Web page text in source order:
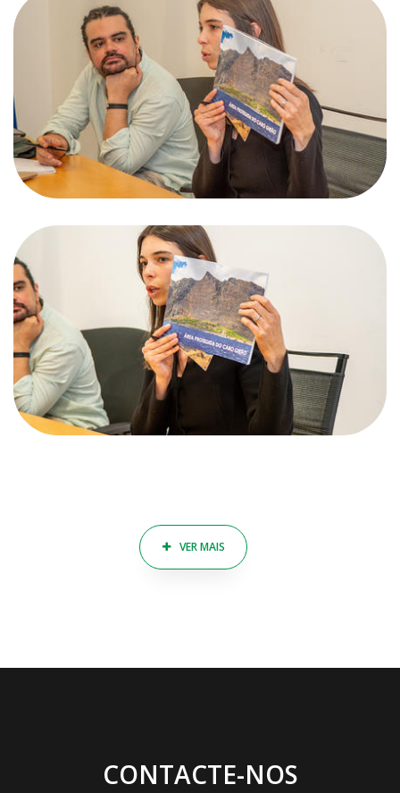
VER MAIS
CONTACTE-NOS